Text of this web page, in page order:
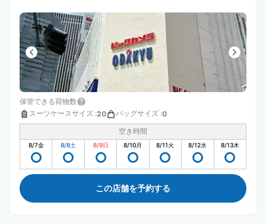
保管できる荷物数
スーツケースサイズ :20 バッグサイズ :0
空き時間
8/7金 8/8土 8/9日 8/10月 8/11火 8/12水 8/13木
この店舗を予約する